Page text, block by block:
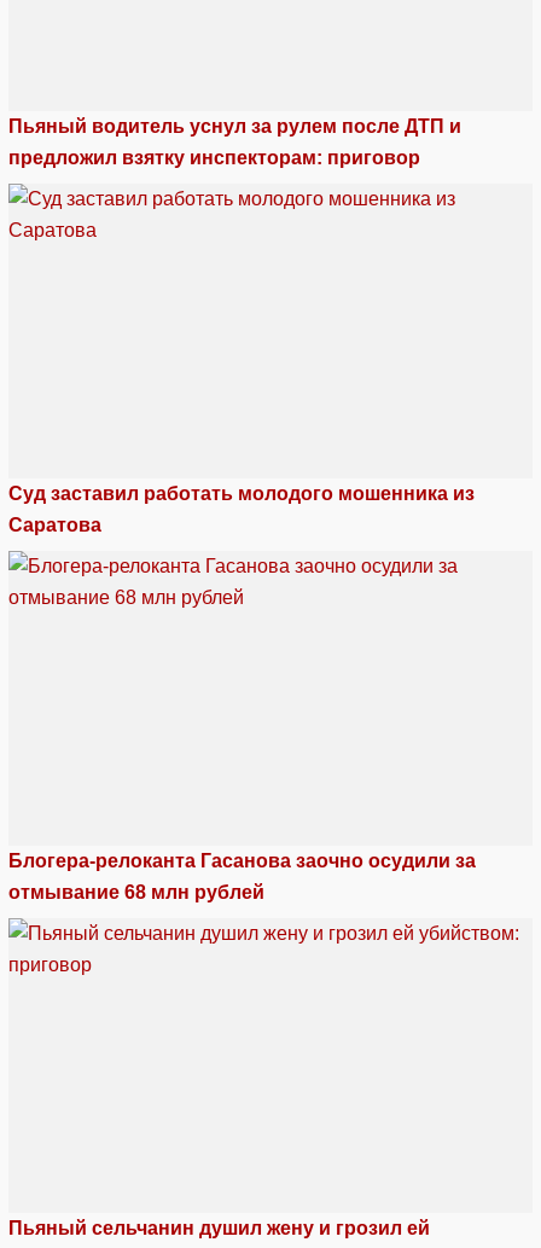
Пьяный водитель уснул за рулем после ДТП и
предложил взятку инспекторам: приговор
Суд заставил работать молодого мошенника из
Саратова
Блогера-релоканта Гасанова заочно осудили за
отмывание 68 млн рублей
Пьяный сельчанин душил жену и грозил ей